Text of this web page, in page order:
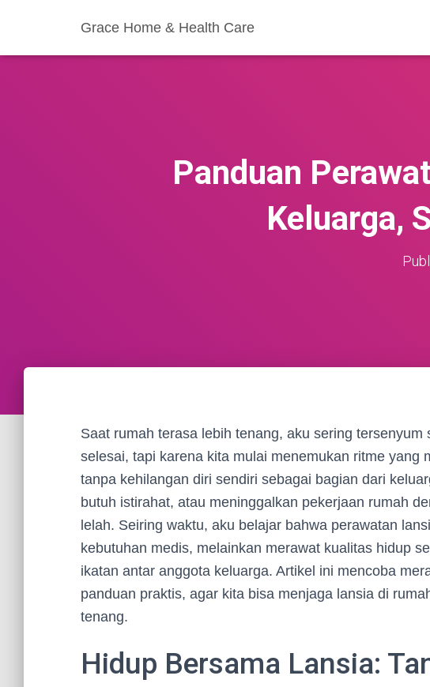
Grace Home & Health Care
Panduan
Keluarga,
Saat rumah terasa lebih tenang, aku sering
selesai, tapi karena kita mulai menemukan ritme yang
tanpa kehilangan diri sendiri sebagai bagian dari
butuh istirahat, atau meninggalkan pekerjaan rumah
lelah. Seiring waktu, aku belajar bahwa perawatan
kebutuhan medis, melainkan merawat kualitas hidup
ikatan antar anggota keluarga. Artikel ini mencoba
panduan praktis, agar kita bisa menjaga lansia di
tenang.
Hidup Bersama Lansia: